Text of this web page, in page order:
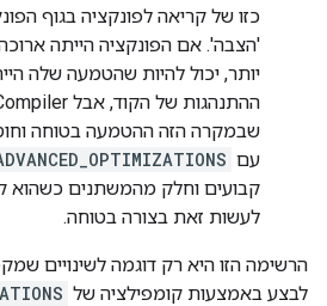
כזו של קריאה לפונקציה בגוף
'הצבה'. אם הפונקציה הייתה
יותר, יכול להיות שהטמעה שלה
שבמקרה הזה ההטמעה בטוחה
עם
קבועים וחלק מהמשתנים כשהוא
לעשות זאת בצורה בטוחה.
הרשימה הזו היא רק דוגמה לשינויים
לבצע באמצעות קומפילציה של